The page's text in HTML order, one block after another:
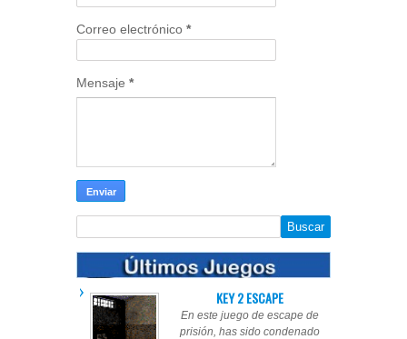
Correo electrónico *
Mensaje *
KEY 2 ESCAPE
En este juego de escape de
prisión, has sido condenado